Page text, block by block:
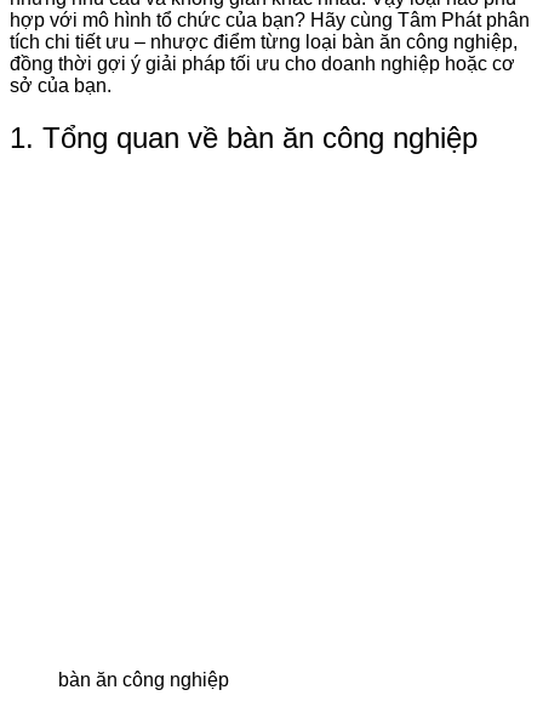
hợp với mô hình tổ chức của bạn? Hãy cùng Tâm Phátphân
tích chi tiết ưu – nhược điểm từng loại bàn ăn công nghiệp,
đồng thời gợi ý giải pháp tối ưu cho doanh nghiệp hoặc cơ
sở của bạn.
1. Tổng quan về bàn ăn công nghiệp
bàn ăn công nghiệp